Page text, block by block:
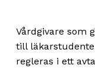
Vårdgivare som
till
regleras i ett